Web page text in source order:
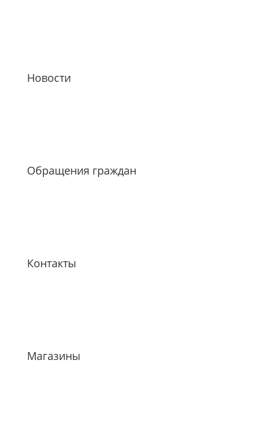
Новости
Обращения граждан
Контакты
Магазины